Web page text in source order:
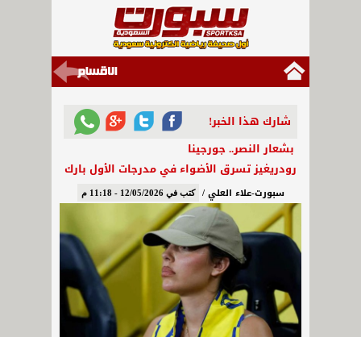
شارك هذا الخبر!
بشعار النصر.. جورجينا
رودريغيز تسرق الأضواء في مدرجات الأول بارك
سبورت-علاء العلي / كتب في 12/05/2026 - 11:18 م